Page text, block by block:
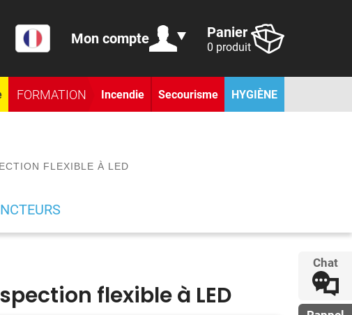
Chat
Mon compte Panier
0 produit
FORMATION Incendie Secourisme HYGIÈNE
FLEXIBLE À LED
flexible à LED